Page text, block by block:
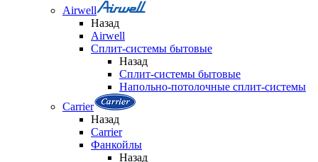
Airwell
Назад
Airwell
Сплит-системы бытовые
Назад
Сплит-системы бытовые
Напольно-потолочные сплит-системы
Carrier
Назад
Carrier
Фанкойлы
Назад